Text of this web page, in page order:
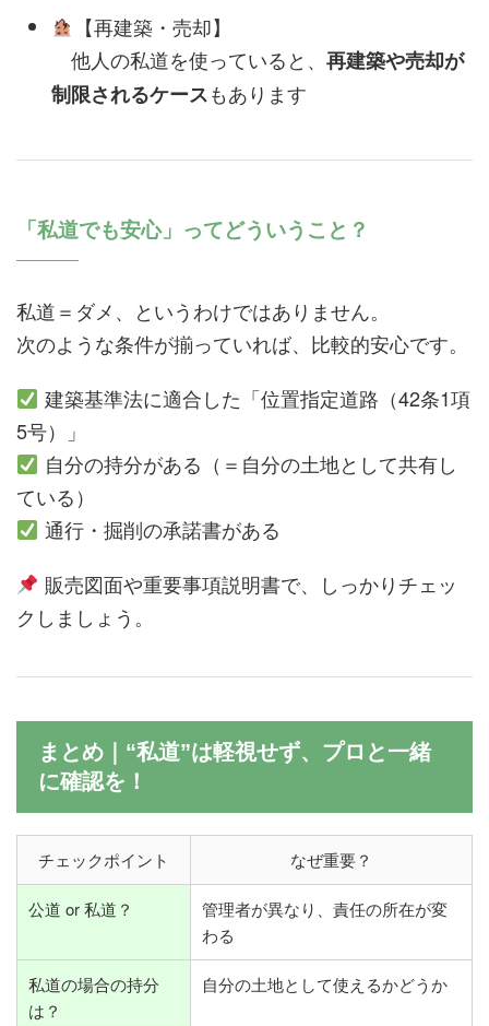
【再建築・売却】
他人の私道を使っていると、 再建築や売却が
制限されるケースもあります
「私道でも安心」ってどういうこと？
私道＝ダメ、というわけではありません。
次のような条件が揃っていれば、比較的安心です。
建築基準法に適合した「位置指定道路（42条1項
5号）」
自分の持分がある（＝自分の土地として共有し
ている）
通行・掘削の承諾書がある
販売図面や重要事項説明書で、しっかりチェッ
クしましょう。
まとめ｜“私道”は軽視せず、プロと一緒
に確認を！
チェックポイント なぜ重要？
公道 or 私道？
管理者が異なり、責任の所在が変
わる
私道の場合の持分
は？
自分の土地として使えるかどうか